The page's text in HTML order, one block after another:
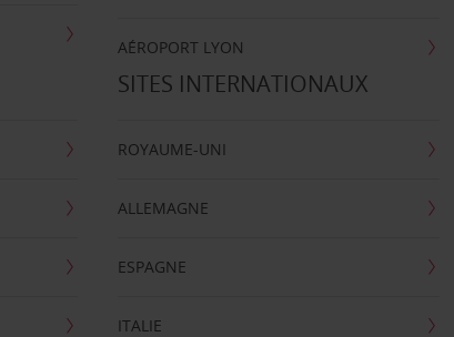
AÉROPORT LYON
SITES INTERNATIONAUX
ROYAUME-UNI
ALLEMAGNE
ESPAGNE
ITALIE